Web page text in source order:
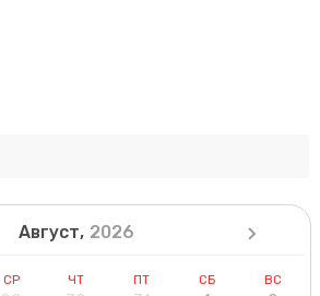
Август, 2026
СР ЧТ ПТ СБ ВС